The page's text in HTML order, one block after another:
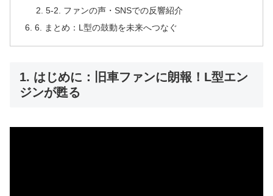
5-2. ファンの声・SNSでの反響紹介
6. まとめ：L型の鼓動を未来へつなぐ
1. はじめに：旧車ファンに朗報！L型エン
ジンが甦る